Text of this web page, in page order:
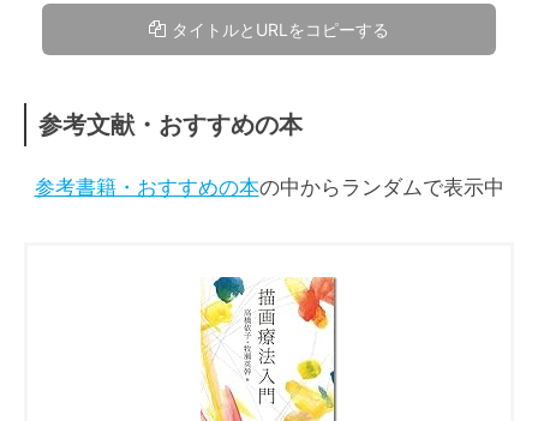
タイトルとURLをコピーする
参考文献・おすすめの本
参考書籍・おすすめの本の中からランダムで表示中